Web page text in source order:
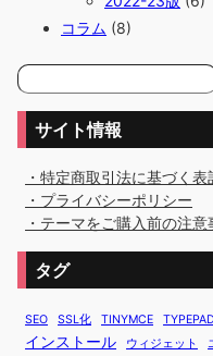
コラム (8)
検
索
サイト情報
・特定商取引法に基づく表
・プライバシーポリシー
・テーマをご購入前の注意
タグ
SEO SSL化 TINYMCE
インストール
ウィジェット